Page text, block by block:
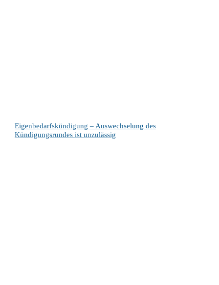
Eigenbedarfskündigung – Auswechselung des
Kündigungsrundes ist unzulässig